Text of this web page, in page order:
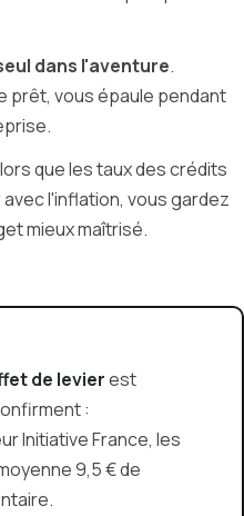
dans l'aventure.
prêt, vous épaule pendant
que les taux des crédits
l'inflation, vous gardez
mieux maîtrisé.
de levierest
:
Initiative France, les
9,5 € de